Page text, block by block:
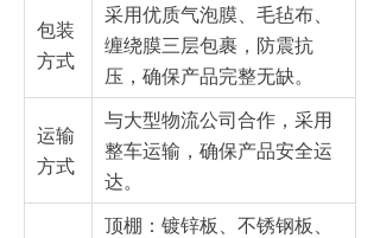
包装
方式
采用优质气泡膜、毛毡布、
缠绕膜三层包裹，防震抗
压，确保产品完整无缺。
运输
方式
与大型物流公司合作，采用
整车运输，确保产品安全运
达。
顶棚：镀锌板、不锈钢板、